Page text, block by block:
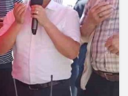
Görev Yapan
Müdürü Hakkında
Karar